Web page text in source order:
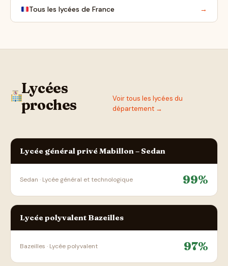
Tous les lycées de France →
Lycées
proches
Voir tous les lycées du
département →
Lycée général privé Mabillon – Sedan
Sedan · Lycée général et technologique 99%
Lycée polyvalent Bazeilles
Bazeilles · Lycée polyvalent 97%